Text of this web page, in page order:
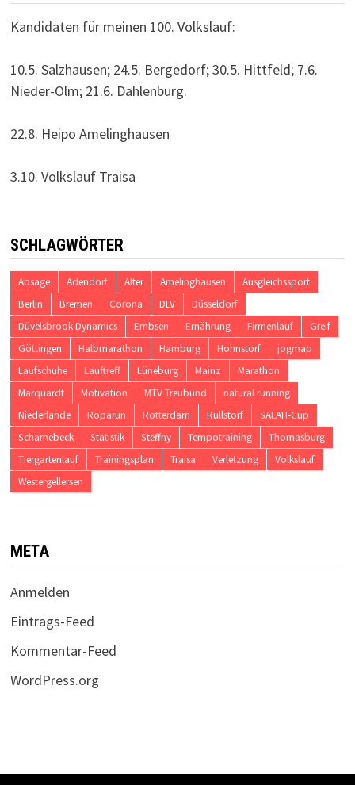
Kandidaten für meinen 100. Volkslauf:
10.5. Salzhausen; 24.5. Bergedorf; 30.5. Hittfeld; 7.6.
Nieder-Olm; 21.6. Dahlenburg.
22.8. Heipo Amelinghausen
3.10. Volkslauf Traisa
SCHLAGWÖRTER
Absage Adendorf Alter Amelinghausen
Ausgleichssport
Berlin
Bremen Corona DLV
Düsseldorf
Düvelsbrook Dynamics
Embsen Ernährung Firmenlauf
Greif
Göttingen
Halbmarathon Hamburg Hohnstorf
jogmap
Laufschuhe
Lauftreff Lüneburg Mainz
Marathon
Marquardt
Motivation MTV Treubund
natural running
Niederlande
Roparun Rotterdam Rullstorf
SALAH-Cup
Scharnebeck
Statistik Steffny Tempotraining
Thomasburg
Tiergartenlauf
Trainingsplan Traisa Verletzung
Volkslauf
Westergellersen
META
Anmelden
Eintrags-Feed
Kommentar-Feed
WordPress.org